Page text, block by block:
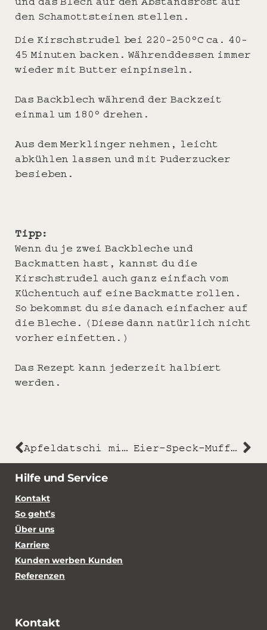
den Schamottsteinen stellen.
Die Kirschstrudel bei 220-250°C ca. 40-
45 Minuten backen. Währenddessen immer
wieder mit Butter einpinseln.
Das Backblech während der Backzeit
einmal um 180° drehen.
Aus dem Merklinger nehmen, leicht
abkühlen lassen und mit Puderzucker
besieben.
Tipp:
Wenn du je zwei Backbleche und
Backmatten hast, kannst du die
Kirschstrudel auch ganz einfach vom
Küchentuch auf eine Backmatte rollen.
So bekommst du sie danach einfacher auf
die Bleche. (Diese dann natürlich nicht
vorher einfetten.)
Das Rezept kann jederzeit halbiert
werden.
Apfeldatschi mit Trauben Eier-Speck-Muffins
Hilfe und Service
Kontakt
So geht’s
Über uns
Karriere
Kunden werben Kunden
Referenzen
Kontakt